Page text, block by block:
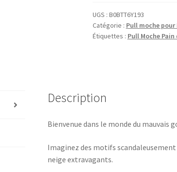
UGS : B0BTT6Y193
Catégorie : Pull moche pour
Étiquettes : Pull Moche
Description
Bienvenue dans le monde du mauvais
Imaginez des motifs
neige extravagants.